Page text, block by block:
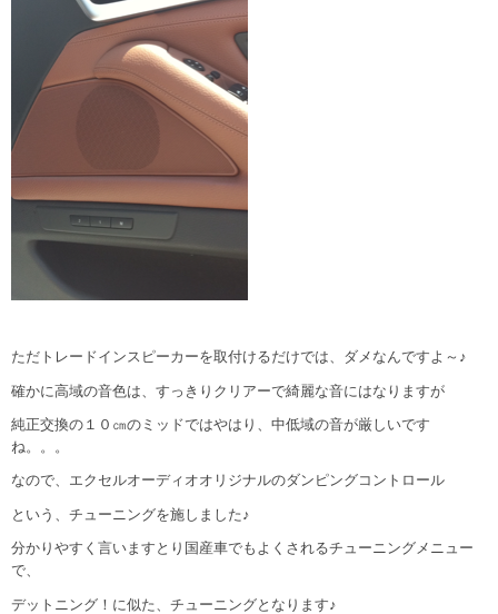
ただトレードインスピーカーを取付けるだけでは、ダメなんですよ～♪
確かに高域の音色は、すっきりクリアーで綺麗な音にはなりますが
純正交換の１０㎝のミッドではやはり、中低域の音が厳しいです
ね。。。
なので、エクセルオーディオオリジナルのダンピングコントロール
という、チューニングを施しました♪
分かりやすく言いますとり国産車でもよくされるチューニングメニュー
で、
デットニング！に似た、チューニングとなります♪